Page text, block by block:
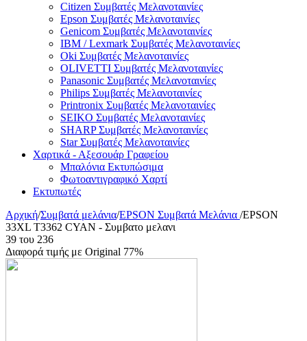
Citizen Συμβατές Μελανοταινίες
Epson Συμβατές Μελανοταινίες
Genicom Συμβατές Μελανοταινίες
IBM / Lexmark Συμβατές Μελανοταινίες
Oki Συμβατές Μελανοταινίες
OLIVETTI Συμβατές Μελανοταινίες
Panasonic Συμβατές Μελανοταινίες
Philips Συμβατές Μελανοταινίες
Printronix Συμβατές Μελανοταινίες
SEIKO Συμβατές Μελανοταινίες
SHARP Συμβατές Μελανοταινίες
Star Συμβατές Μελανοταινίες
Χαρτικά - Αξεσουάρ Γραφείου
Μπαλόνια Εκτυπώσιμα
Φωτοαντιγραφικό Χαρτί
Εκτυπωτές
Αρχική/Συμβατά μελάνια/EPSON Συμβατά Μελάνια /EPSON
33XL T3362 CYAN - Συμβατο μελανι
39 του 236
Διαφορά τιμής με Original 77%